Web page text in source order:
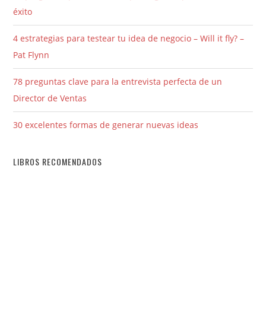
éxito
4 estrategias para testear tu idea de negocio – Will it fly? –
Pat Flynn
78 preguntas clave para la entrevista perfecta de un
Director de Ventas
30 excelentes formas de generar nuevas ideas
LIBROS RECOMENDADOS